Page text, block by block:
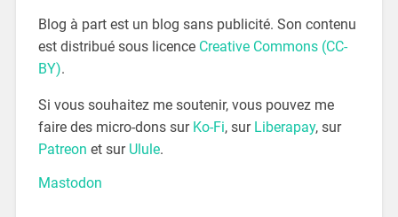
Blog à part est un blog sans publicité. Son contenu
est distribué sous licence Creative Commons (CC-
BY).
Si vous souhaitez me soutenir, vous pouvez me
faire des micro-dons sur Ko-Fi, sur Liberapay, sur
Patreon et sur Ulule.
Mastodon